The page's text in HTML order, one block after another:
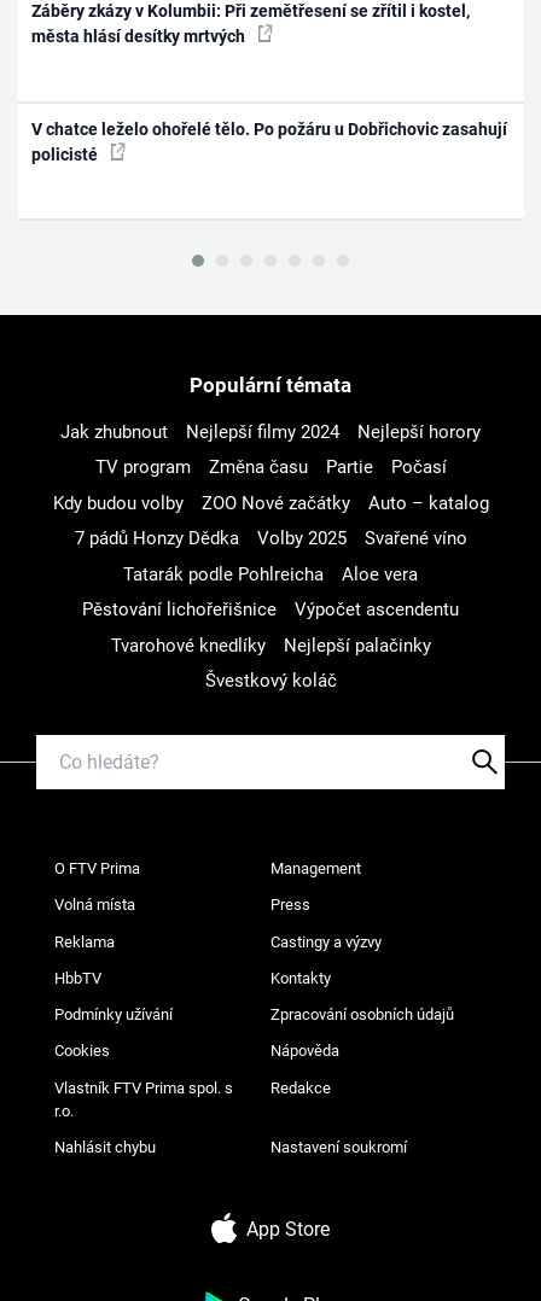
Záběry zkázy v Kolumbii: Při zemětřesení se zřítil i kostel,
města hlásí desítky mrtvých
V chatce leželo ohořelé tělo. Po požáru u Dobřichovic zasahují
policisté
Populární témata
Jak zhubnout Nejlepší filmy 2024
Nejlepší horory
TV program
Změna času Partie
Počasí
Kdy budou volby
ZOO Nové začátky
Auto – katalog
7 pádů Honzy Dědka
Volby 2025
Svařené víno
Tatarák podle Pohlreicha
Aloe vera
Pěstování lichořeřišnice
Výpočet ascendentu
Tvarohové knedlíky
Nejlepší palačinky
Švestkový koláč
O FTV Prima Management
Volná místa Press
Reklama Castingy a výzvy
HbbTV Kontakty
Podmínky užívání Zpracování osobních údajů
Cookies Nápověda
Vlastník FTV Prima spol. s
r.o.
Redakce
Nahlásit chybu Nastavení soukromí
App Store